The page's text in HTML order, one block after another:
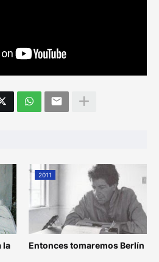
la
2011
Entonces tomaremos Berlín